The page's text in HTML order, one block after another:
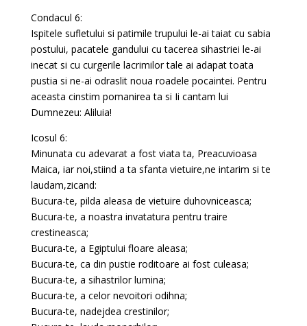
Condacul 6:
Ispitele sufletului si patimile trupului le-ai taiat cu sabia
postului, pacatele gandului cu tacerea sihastriei le-ai
inecat si cu curgerile lacrimilor tale ai adapat toata
pustia si ne-ai odraslit noua roadele pocaintei. Pentru
aceasta cinstim pomanirea ta si Ii cantam lui
Dumnezeu: Aliluia!
Icosul 6:
Minunata cu adevarat a fost viata ta, Preacuvioasa
Maica, iar noi,stiind a ta sfanta vietuire,ne intarim si te
laudam,zicand:
Bucura-te, pilda aleasa de vietuire duhovniceasca;
Bucura-te, a noastra invatatura pentru traire
crestineasca;
Bucura-te, a Egiptului floare aleasa;
Bucura-te, ca din pustie roditoare ai fost culeasa;
Bucura-te, a sihastrilor lumina;
Bucura-te, a celor nevoitori odihna;
Bucura-te, nadejdea crestinilor;